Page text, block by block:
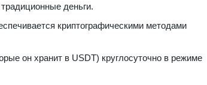
деньги.
криптографическими методами
он хранит в USDT) круглосуточно в режиме